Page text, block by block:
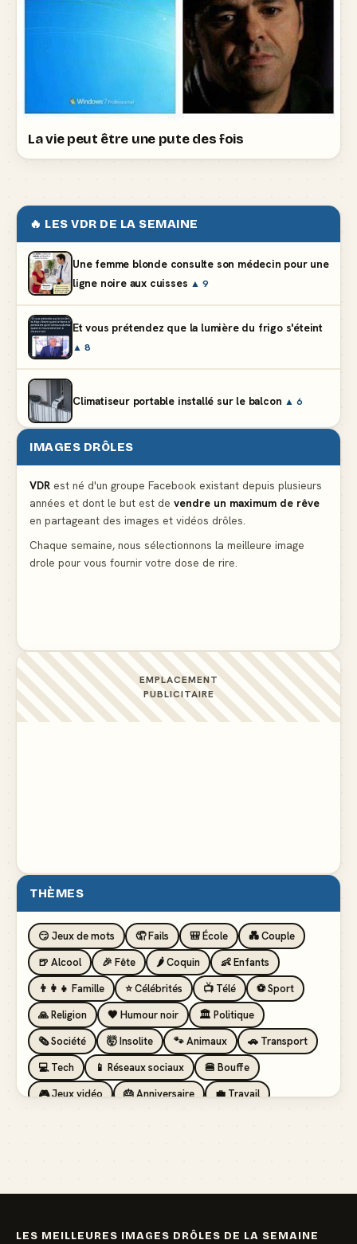
La vie peut être une pute des fois
🔥 LES VDR DE LA SEMAINE
Une femme blonde consulte son médecin pour une
ligne noire aux cuisses ▲ 9
Et vous prétendez que la lumière du frigo s'éteint
▲ 8
Climatiseur portable installé sur le balcon ▲ 6
Le mendiant revient avec un livre de cuisine ▲ 5
Ne pleure pas mon Martin, c'est juste du football
IMAGES DRÔLES
VDR est né d'un groupe Facebook existant depuis plusieurs
années et dont le but est de vendre un maximum de rêve
en partageant des images et vidéos drôles.
Chaque semaine, nous sélectionnons la meilleure image
drole pour vous fournir votre dose de rire.
EMPLACEMENT
PUBLICITAIRE
THÈMES
😏 Jeux de mots 🤦 Fails 🎒 École
💑 Couple
🍺 Alcool
🎉 Fête 🌶️ Coquin
👶 Enfants
👨‍👩‍👧 Famille
⭐ Célébrités 📺 Télé
⚽ Sport
🙏 Religion
🖤 Humour noir
🏛️ Politique
🗞️ Société
🤯 Insolite 🐾 Animaux
🚗 Transport
💻 Tech
📱 Réseaux sociaux
🍔 Bouffe
🎮 Jeux vidéo
🎂 Anniversaire
💼 Travail
LES MEILLEURES IMAGES DRÔLES DE LA SEMAINE